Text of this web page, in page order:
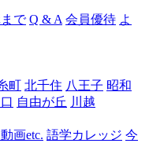
ャ
由
で Q & A 会員優待 よ
町 北千住 八王子 昭和
自由が丘 川越
画etc. 語学カレッジ 今